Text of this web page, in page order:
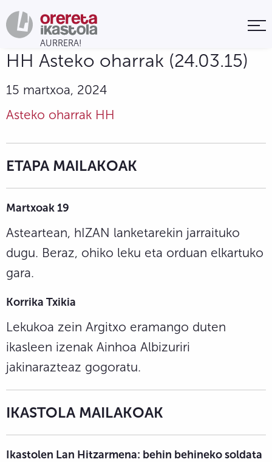
HH Asteko oharrak (24.03.15)
15 martxoa, 2024
Asteko oharrak HH
ETAPA MAILAKOAK
Martxoak 19
Asteartean, hIZAN lanketarekin jarraituko
dugu. Beraz, ohiko leku eta orduan elkartuko
gara.
Korrika Txikia
Lekukoa zein Argitxo eramango duten
ikasleen izenak Ainhoa Albizuriri
jakinarazteaz gogoratu.
IKASTOLA MAILAKOAK
Ikastolen Lan Hitzarmena: behin behineko soldata